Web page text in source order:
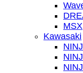
MSX
Kawasaki